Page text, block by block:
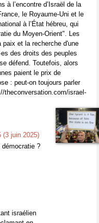
à l’encontre d’Israël de la
le Royaume-Uni et le
à l’État hébreu, qui
du Moyen-Orient". Les
paix et la recherche d'une
des droits des peuples
défend. Toutefois, alors
paient le prix de
: peut-on toujours parler
theconversation.com/israel-
(3 juin 2025)
démocratie ?
israélien